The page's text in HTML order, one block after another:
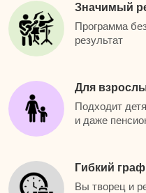
Значимый
Программа
результат
Для
Подходит
и даже
Гибкий
Вы творец и